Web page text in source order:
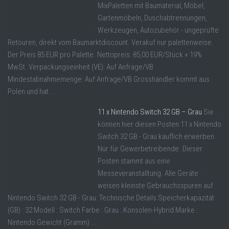
MixPaletten mit Baumaterial, Möbel,
Gartenmöbeln, Duschabtrennungen,
Werkzeugen, Autozubehör - ungeprüfte
Retouren, direkt vom Baumarktdiscount. Verakuf nur palettenweise.
Der Preis 85 EUR pro Palette. Nettopreis: 85,00 EUR/Stück + 19%
MwSt. Verpackungseinheit (VE): Auf Anfrage/VB
Mindestabnahmemenge: Auf Anfrage/VB Grosshändler kommt aus
Polen und hat ...
11 x Nintendo Switch 32 GB – Grau Sie
können hier diesen Posten 11 x Nintendo
Switch 32 GB - Grau käuflich erwerben.
Nur für Gewerbetreibende. Dieser
Posten stammt aus eine
Messeveranstalltung. Alle Geräte
weisen kleinste Gebrauchsspuren auf.
Nintendo Switch 32 GB - Grau: Technische Details Speicherkapazität
(GB) : 32 Modell : Switch Farbe : Grau : Konsolen-Hybrid Marke :
Nintendo Gewicht (Gramm) ...